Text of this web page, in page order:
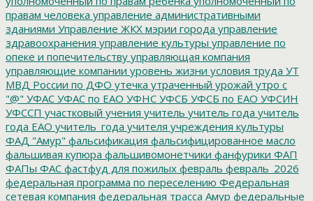
правам человека управление административными
зданиями Управление ЖКХ мэрии города управление
здравоохранения управление культуры управление по
опеке и попечительству управляющая компания
управляющие компании уровень жизни условия труда УТ
МВД России по ДФО утечка утраченный урожай утро с
"@" УФАС УФАС по ЕАО УФНС УФСБ УФСБ по ЕАО УФСИН
УФССП участковый учения учитель учитель года учитель
года ЕАО учитель_года учителя учреждения культуры
ФАД "Амур" фальсификация фальсифицированное масло
фальшивая купюра фальшивомонетчики фанфурики ФАП
ФАПы ФАС фастфуд для пожилых февраль февраль_2026
федеральная программа по переселению Федеральная
сетевая компания федеральная трасса Амур федеральные